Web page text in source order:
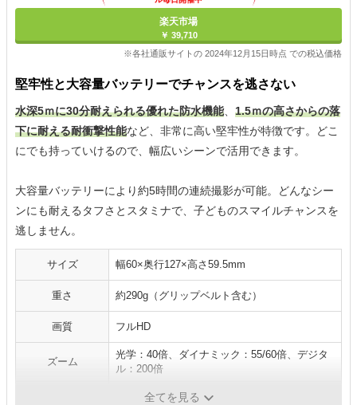
楽天市場
￥ 39,710
※各社通販サイトの 2024年12月15日時点 での税込価格
堅牢性と大容量バッテリーでチャンスを逃さない
水深5ｍに30分耐えられる優れた防水機能、 1.5ｍの高さからの落
下に耐える耐衝撃性能など、非常に高い堅牢性が特徴です。どこ
にでも持っていけるので、幅広いシーンで活用できます。
大容量バッテリーにより約5時間の連続撮影が可能。どんなシー
ンにも耐えるタフさとスタミナで、子どものスマイルチャンスを
逃しません。
サイズ 幅60×奥行127×高さ59.5mm
重さ 約290g（グリップベルト含む）
画質 フルHD
ズーム
光学：40倍、ダイナミック：55/60倍、デジタ
ル：200倍
約5時間10分
全てを見る